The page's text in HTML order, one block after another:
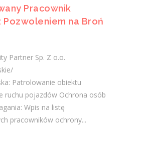
Pracownik
Pozwoleniem na Broń
Partner Sp. Z o.o.
Patrolowanie obiektu
ruchu pojazdów Ochrona osób
Wpis na listę
pracowników ochrony...